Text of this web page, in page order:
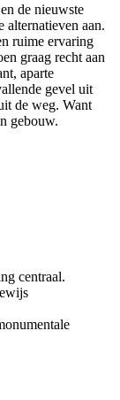
de nieuwste
alternatieven aan.
ruime ervaring
graag recht aan
aparte
gevel uit
de weg. Want
gebouw.
centraal.